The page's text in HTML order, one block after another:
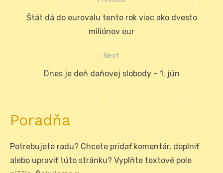
Navigácia
Previous
Štát dá do eurovalu tento rok viac ako dvesto
miliónov eur
Next
Next
Dnes je deň daňovej slobody – 1. jún
Poradňa
Potrebujete radu? Chcete pridať komentár, doplniť
alebo upraviť túto stránku? Vyplňte textové pole